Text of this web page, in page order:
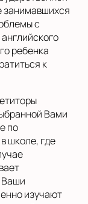
занимавшихся
с
ребенка
к
Вами
по
школе, где
Ваши
изучают